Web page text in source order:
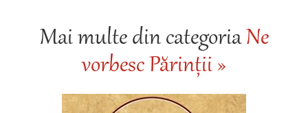
Mai multe din categoriaNe
vorbesc Părinții »